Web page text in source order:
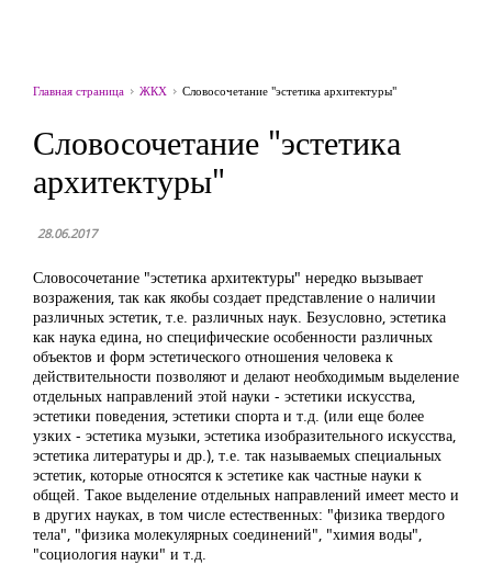
Главная страница ЖКХ Словосочетание "эстетика архитектуры"
Словосочетание "эстетика
архитектуры"
28.06.2017
Словосочетание "эстетика архитектуры" нередко вызывает
возражения, так как якобы создает представление о наличии
различных эстетик, т.е. различных наук. Безусловно, эстетика
как наука едина, но специфические особенности различных
объектов и форм эстетического отношения человека к
действительности позволяют и делают необходимым выделение
отдельных направлений этой науки - эстетики искусства,
эстетики поведения, эстетики спорта и т.д. (или еще более
узких - эстетика музыки, эстетика изобразительного искусства,
эстетика литературы и др.), т.е. так называемых специальных
эстетик, которые относятся к эстетике как частные науки к
общей. Такое выделение отдельных направлений имеет место и
в других науках, в том числе естественных: "физика твердого
тела", "физика молекулярных соединений", "химия воды",
"социология науки" и т.д.